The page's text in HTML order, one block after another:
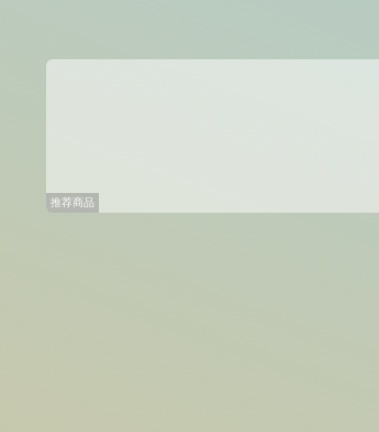
推荐商品